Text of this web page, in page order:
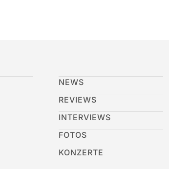
NEWS
REVIEWS
INTERVIEWS
FOTOS
KONZERTE